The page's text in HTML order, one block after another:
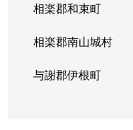
相楽郡和束町
相楽郡南山城村
与謝郡伊根町